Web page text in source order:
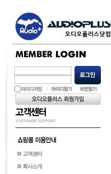
고객센터
회사소개